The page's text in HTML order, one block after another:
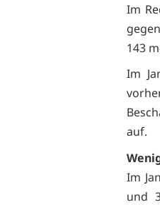
Im
143
Im
auf.
Im
und